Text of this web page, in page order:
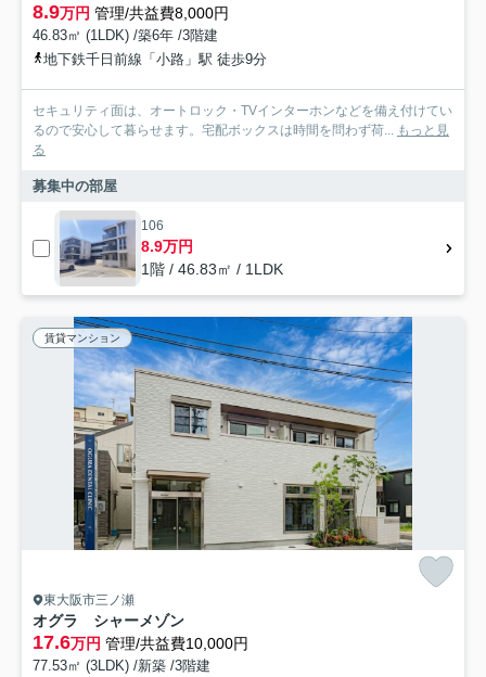
8.9万円 管理/共益費8,000円
46.83㎡ (1LDK) /築6年 /3階建
地下鉄千日前線「小路」駅 徒歩9分
セキュリティ面は、オートロック・TVインターホンなどを備え付けてい
るので安心して暮らせます。宅配ボックスは時間を問わず荷... もっと見
る
募集中の部屋
106
8.9万円
1階 / 46.83㎡ / 1LDK
賃貸マンション
東大阪市三ノ瀬
オグラ シャーメゾン
17.6万円 管理/共益費10,000円
77.53㎡ (3LDK) /新築 /3階建